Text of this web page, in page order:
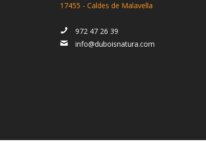
17455 - Caldes de Malavella
972 47 26 39
info@duboisnatura.com